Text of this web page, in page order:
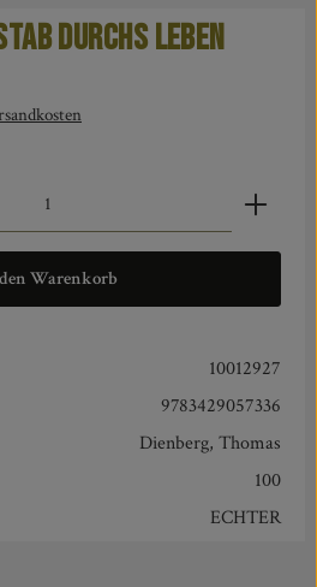
durchs Leben
gewünschten Wert ein oder
Warenkorb
10012927
9783429057336
Dienberg, Thomas
100
ECHTER